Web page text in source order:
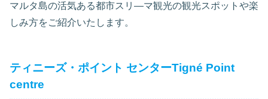
マルタ島の活気ある都市スリ―マ観光の観光スポットや楽
しみ方をご紹介いたします。
ティニーズ・ポイント センターTigné Point
centre